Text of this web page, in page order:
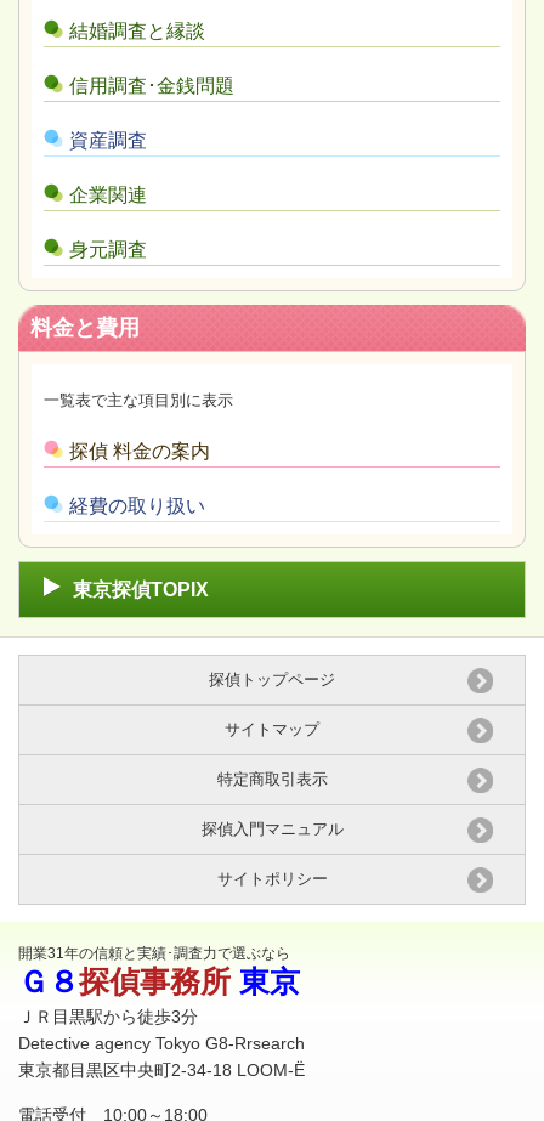
結婚調査と縁談
信用調査･金銭問題
資産調査
企業関連
身元調査
料金と費用
一覧表で主な項目別に表示
探偵 料金の案内
経費の取り扱い
東京探偵TOPIX
探偵トップページ
サイトマップ
特定商取引表示
探偵入門マニュアル
サイトポリシー
開業31年の信頼と実績･調査力で選ぶなら
Ｇ８探偵事務所 東京
ＪＲ目黒駅から徒歩3分
Detective agency Tokyo G8-Rrsearch
東京都目黒区中央町2-34-18 LOOM-Ë
電話受付 10:00～18:00